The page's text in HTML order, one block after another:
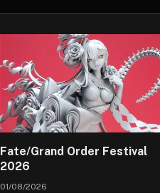
Fate/Grand Order Festival
2026
01/08/2026